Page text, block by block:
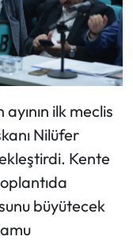
ilk meclis
Nilüfer
Kente
büyütecek